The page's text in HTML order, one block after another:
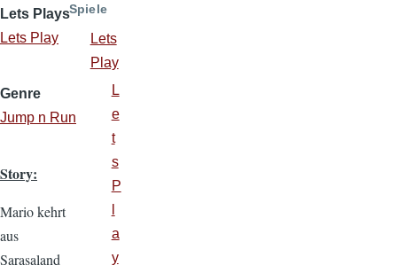
Lets Plays
Lets Play
Genre
Jump n Run
Story:
Mario kehrt
aus
Sarasaland
Spiele
Lets
Play
L
e
t
s
P
a
y